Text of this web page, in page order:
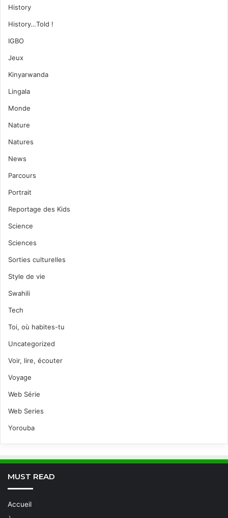
History
History…Told !
IGBO
Jeux
Kinyarwanda
Lingala
Monde
Nature
Natures
News
Parcours
Portrait
Reportage des Kids
Science
Sciences
Sorties culturelles
Style de vie
Swahili
Tech
Toi, où habites-tu
Uncategorized
Voir, lire, écouter
Voyage
Web Série
Web Series
Yorouba
MUST READ
Accueil